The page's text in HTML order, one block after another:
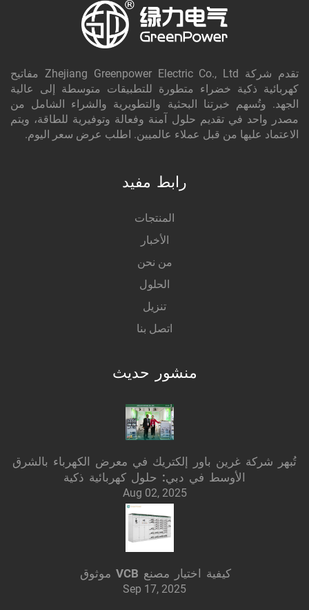
تقدم شركة Zhejiang Greenpower Electric Co., Ltd مفاتيح
كهربائية ذكية خضراء متطورة للتطبيقات متوسطة إلى عالية
الجهد. وتُسهم خبرتنا البحثية والتطويرية والشراء الشامل من
مصدر واحد في تقديم حلول آمنة وفعالة وتوفيرية للطاقة، ويتم
الاعتماد عليها من قبل عملاء عالميين. اطلب عرض سعر اليوم.
رابط مفيد
المنتجات
الأخبار
من نحن
الحلول
تنزيل
اتصل بنا
منشور حديث
تُبهر شركة غرين باور إلكتريك في معرض الكهرباء بالشرق
الأوسط في دبي: حلول كهربائية ذكية
Aug 02, 2025
كيفية اختيار مصنع VCB موثوق
Sep 17, 2025